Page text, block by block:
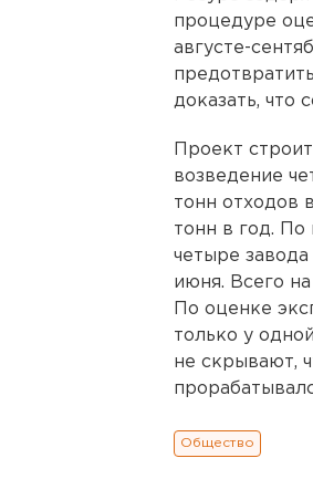
процедуре
августе-
доказать, что
Проект
возведение
тонн отходов
тонн в год. По
четыре
июня. Всего
По оценке
только у
не скрывают,
Общество